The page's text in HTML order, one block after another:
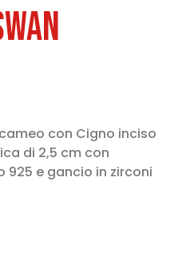
con Cigno inciso
di 2,5 cm con
e gancio in zirconi